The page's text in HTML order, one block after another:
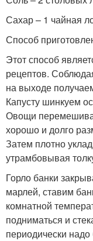
Сахар – 1 чайная
Способ
Этот способ
рецептов.
на выходе
Капусту шинкуем
Овощи
хорошо и долго
Затем плотно
утрамбовывая
Горло банки
марлей, ставим
комнатной
подниматься и
периодически надо